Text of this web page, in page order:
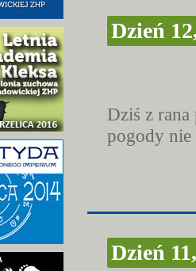
Dzień
Dziś z rana
pogody
Dzień